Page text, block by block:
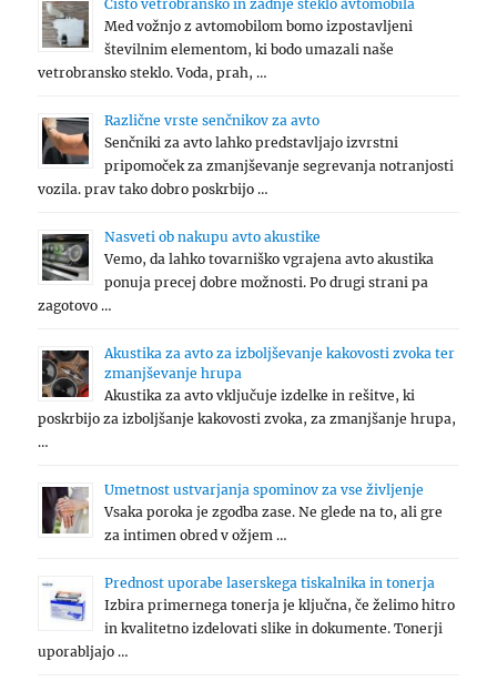
Čisto vetrobransko in zadnje steklo avtomobila
Med vožnjo z avtomobilom bomo izpostavljeni
številnim elementom, ki bodo umazali naše
vetrobransko steklo. Voda, prah, …
Različne vrste senčnikov za avto
Senčniki za avto lahko predstavljajo izvrstni
pripomoček za zmanjševanje segrevanja notranjosti
vozila. prav tako dobro poskrbijo …
Nasveti ob nakupu avto akustike
Vemo, da lahko tovarniško vgrajena avto akustika
ponuja precej dobre možnosti. Po drugi strani pa
zagotovo …
Akustika za avto za izboljševanje kakovosti zvoka ter
zmanjševanje hrupa
Akustika za avto vključuje izdelke in rešitve, ki
poskrbijo za izboljšanje kakovosti zvoka, za zmanjšanje hrupa,
…
Umetnost ustvarjanja spominov za vse življenje
Vsaka poroka je zgodba zase. Ne glede na to, ali gre
za intimen obred v ožjem …
Prednost uporabe laserskega tiskalnika in tonerja
Izbira primernega tonerja je ključna, če želimo hitro
in kvalitetno izdelovati slike in dokumente. Tonerji
uporabljajo …